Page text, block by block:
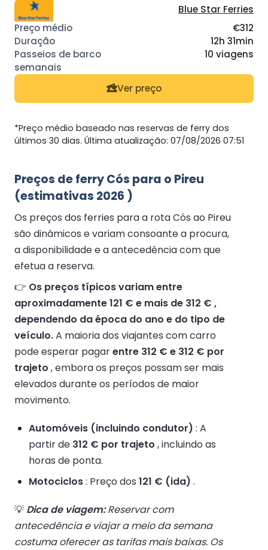
Blue Star Ferries
€312
12h 31min
10 viagens
Ver preço
*Preço médio baseado nas reservas de ferry dos
últimos 30 dias. Última atualização: 07/08/2026 07:51
Preços de ferry Cós para o Pireu
(estimativas 2026 )
Os preços dos ferries para a rota Cós ao Pireu
são dinâmicos e variam consoante a procura,
a disponibilidade e a antecedência com que
efetua a reserva.
👉 Os preços típicos variam entre
aproximadamente 121 € e mais de 312 € ,
dependendo da época do ano e do tipo de
veículo.A maioria dos viajantes com carro
pode esperar pagarentre 312 € e 312 € por
trajeto , embora os preços possam ser mais
elevados durante os períodos de maior
movimento.
Automóveis (incluindo condutor) : A
partir de 312 € por trajeto , incluindo as
horas de ponta.
Motociclos: Preço dos 121 € (ida) .
💡 Dica de viagem:Reservar com
antecedência e viajar a meio da semana
costuma oferecer as tarifas mais baixas. Os